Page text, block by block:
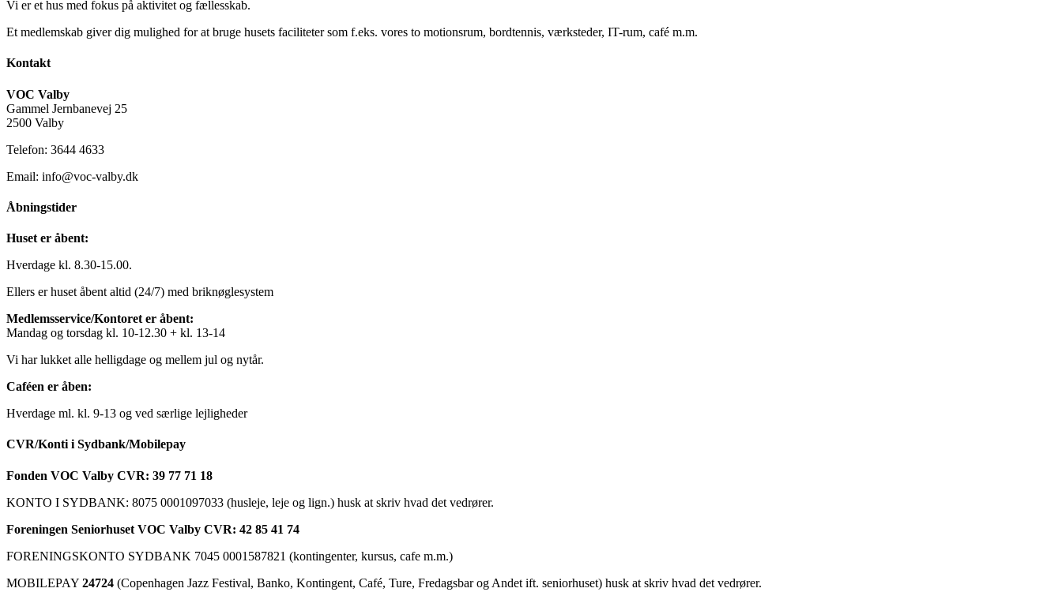
Vi er et hus med fokus på aktivitet og fællesskab.
Et medlemskab giver dig mulighed for at bruge husets faciliteter som f.eks. vores to motionsrum, bordtennis, værksteder, IT-rum, café m.m.
Kontakt
VOC Valby
Gammel Jernbanevej 25
2500 Valby
Telefon: 3644 4633
Email: info@voc-valby.dk
Åbningstider
Huset er åbent:
Hverdage kl. 8.30-15.00.
Ellers er huset åbent altid (24/7) med briknøglesystem
Medlemsservice/Kontoret er åbent:
Mandag og torsdag kl. 10-12.30 + kl. 13-14
Vi har lukket alle helligdage og mellem jul og nytår.
Caféen er åben:
Hverdage ml. kl. 9-13 og ved særlige lejligheder
CVR/Konti i Sydbank/Mobilepay
Fonden VOC Valby CVR: 39 77 71 18
KONTO I SYDBANK: 8075 0001097033 (husleje, leje og lign.) husk at skriv hvad det vedrører.
Foreningen Seniorhuset VOC Valby CVR: 42 85 41 74
FORENINGSKONTO SYDBANK 7045 0001587821 (kontingenter, kursus, cafe m.m.)
MOBILEPAY 24724 (Copenhagen Jazz Festival, Banko, Kontingent, Café, Ture, Fredagsbar og Andet ift. seniorhuset) husk at skriv hvad det vedrører.